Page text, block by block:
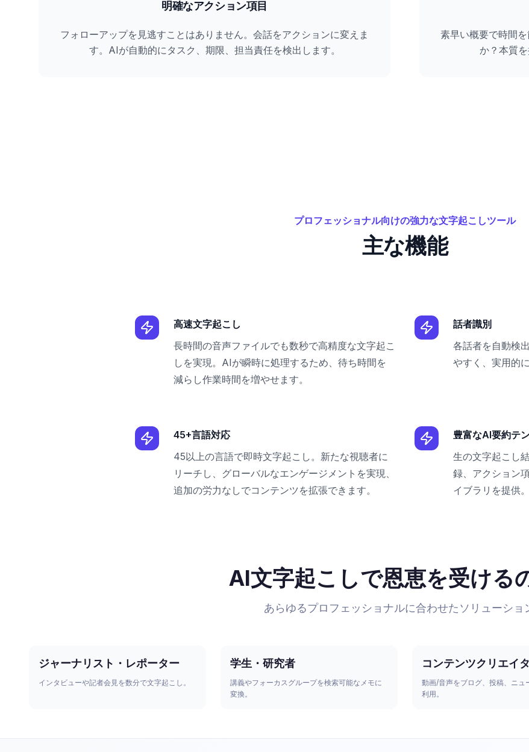
明確なアクション項目
フォローアップを見逃すことはありません。会話をアクションに変えま
す。AIが自動的にタスク、期限、担当責任を検出します。
素早い概要で時間
か？本質
プロフェッショナル向けの強力な文字起こしツール
主な機能
高速文字起こし
長時間の音声ファイルでも数秒で高精度な文字起こ
しを実現。AIが瞬時に処理するため、待ち時間を
減らし作業時間を増やせます。
話者識別
各話者を自動検
やすく、実用的に
45+言語対応
45以上の言語で即時文字起こし。新たな視聴者に
リーチし、グローバルなエンゲージメントを実現、
追加の労力なしでコンテンツを拡張できます。
豊富なAI要約テ
生の文字起こし
録、アクション
イブラリを提供。
AI文字起こしで恩恵を受ける
あらゆるプロフェッショナルに合わせたソリューショ
ジャーナリスト・レポーター
インタビューや記者会見を数分で文字起こし。
学生・研究者
講義やフォーカスグループを検索可能なメモに
変換。
コンテンツクリエイ
動画/音声をブログ、投稿、ニュ
利用。